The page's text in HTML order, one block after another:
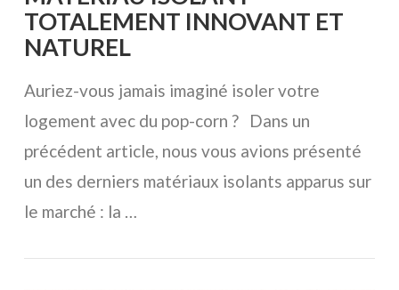
VOIR L'ARTICLE
TOTALEMENT INNOVANT ET
NATUREL
Auriez-vous jamais imaginé isoler votre
logement avec du pop-corn ? Dans un
précédent article, nous vous avions présenté
un des derniers matériaux isolants apparus sur
le marché : la …